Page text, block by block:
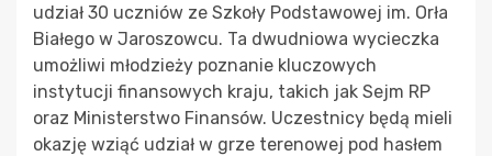
udział 30 uczniów ze Szkoły Podstawowej im. Orła
Białego w Jaroszowcu. Ta dwudniowa wycieczka
umożliwi młodzieży poznanie kluczowych
instytucji finansowych kraju, takich jak Sejm RP
oraz Ministerstwo Finansów. Uczestnicy będą mieli
okazję wziąć udział w grze terenowej pod hasłem